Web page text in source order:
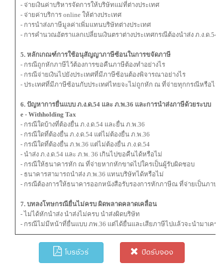
- จ่ายเงินค่าบริหารจัดการให้บริษัทแม่ที่ต่างประเทศ
- จ่ายค่าบริการ online ให้ต่างประเทศ
- การนําส่งภาษีมูลค่าเพิ่มแทนบริษัทต่างประเทศ
- การคำนวณอัตราแลกเปลี่ยนเงินตราต่างประเทศกรณีต้องนำส่ง ภ.ง.ด.54
5. หลักเกณฑ์การใช้อนุสัญญาภาษีซ้อนในการขจัดภาษี
- กรณีถูกหักภาษีไว้ต้องการขอคืนภาษีต้องทำอย่างไร
- กรณีจ่ายเงินไปยังประเทศที่มีภาษีซ้อนต้องพิจารณาอย่างไร
- ประเทศที่มีภาษีซ้อนกับประเทศไทยจะไม่ถูกหัก ณ ที่จ่ายทุกกรณีหรือไม่
6. ปัญหาการยื่นแบบ ภ.ง.ด.54 และ ภ.พ.36 และการนําส่งภาษีด้วยระบบ
e - Withholding Tax
- กรณีใดบ้างที่ต้องยื่น ภ.ง.ด.54 และยื่น ภ.พ.36
- กรณีใดที่ต้องยื่น ภ.ง.ด.54 แต่ไม่ต้องยื่น ภ.พ.36
- กรณีใดที่ต้องยื่น ภ.พ.36 แต่ไม่ต้องยื่น ภ.ง.ด.54
- นำส่ง ภ.ง.ด.54 และ ภ.พ. 36 เกินไปขอคืนได้หรือไม่
- กรณีให้ธนาคารหัก ณ ที่จ่ายหากหักขาดไปใครเป็นผู้รับผิดชอบ
- ธนาคารสามารถนําส่ง ภ.พ.36 แทนบริษัทได้หรือไม่
- กรณีต้องการให้ธนาคารออกหนังสือรับรองการหักภาษีณ ที่จ่ายเป็นภาษ
7. บทลงโทษกรณียื่นไม่ครบ ผิดพลาดคลาดเคลื่อน
- ไม่ได้หักนำส่ง นำส่งไม่ครบ นำส่งผิดบริษัท
- กรณีไม่มีหน้าที่ยื่นแบบ ภพ.36 แต่ได้ยื่นและเสียภาษีไปแล้วจะนํามาเคร
โบรชัวร์ ปิดรับจอง